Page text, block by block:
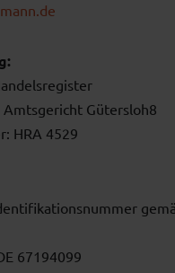
Gütersloh8
HRA 4529
67194099